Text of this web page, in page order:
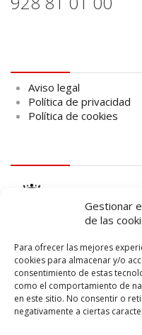
Gestionar
de las
Para ofrecer las mejores
cookies para almacenar y/o
consentimiento de estas
como el comportamiento de
en este sitio. No consentir o
negativamente a ciertas
Aviso legal
Política de privacidad
Política de cookies
logo SID